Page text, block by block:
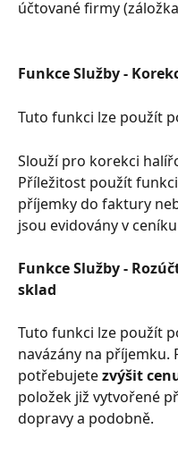
účtované firmy
Funkce Služby -
Tuto funkci lze použít
Slouží pro korekci
Příležitost použít
příjemky do faktury
jsou evidovány v
Funkce Služby -
sklad
Tuto funkci lze použít
navázány na příjemku.
potřebujete zvýšit
položek již vytvořené
dopravy a podobně.